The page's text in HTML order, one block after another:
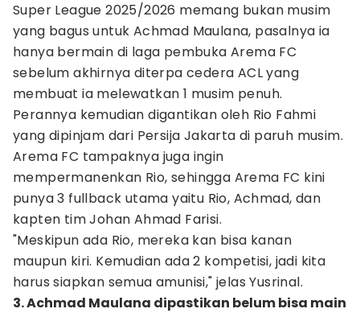
Super League 2025/2026 memang bukan musim
yang bagus untuk Achmad Maulana, pasalnya ia
hanya bermain di laga pembuka Arema FC
sebelum akhirnya diterpa cedera ACL yang
membuat ia melewatkan 1 musim penuh.
Perannya kemudian digantikan oleh Rio Fahmi
yang dipinjam dari Persija Jakarta di paruh musim.
Arema FC tampaknya juga ingin
mempermanenkan Rio, sehingga Arema FC kini
punya 3 fullback utama yaitu Rio, Achmad, dan
kapten tim Johan Ahmad Farisi.
"Meskipun ada Rio, mereka kan bisa kanan
maupun kiri. Kemudian ada 2 kompetisi, jadi kita
harus siapkan semua amunisi," jelas Yusrinal.
3. Achmad Maulana dipastikan belum bisa main